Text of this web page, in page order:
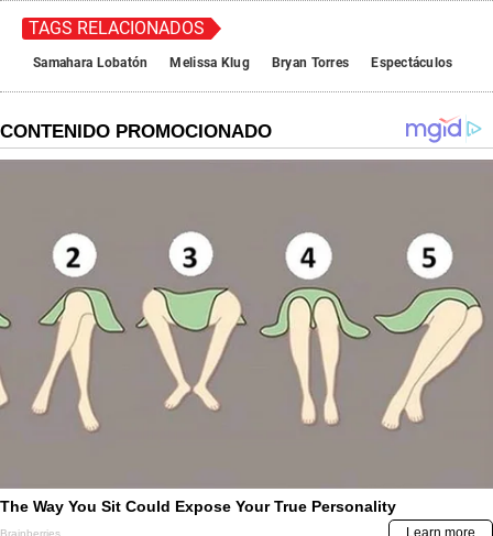
TAGS RELACIONADOS
Samahara Lobatón Melissa Klug Bryan Torres Espectáculos